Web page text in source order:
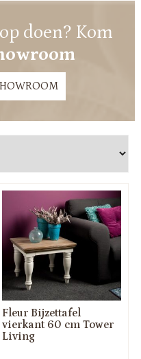
op doen? Kom
Fleur Bijzettafel
vierkant 60 cm Tower
Living